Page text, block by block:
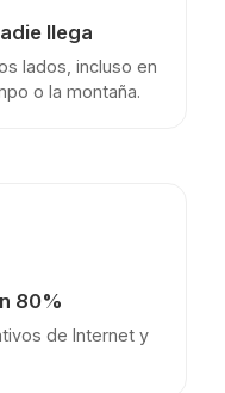
llega
lados, incluso en
o la montaña.
80%
de Internet y